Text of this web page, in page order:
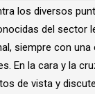
los diversos
del sector
siempre con una
En la cara y la
de vista y